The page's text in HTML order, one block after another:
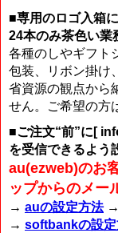
■専用のロゴ入箱
24本のみ茶色い業
各種のしやギフト
包装、リボン掛け
省資源の観点から
せん。ご希望の方
■ご注文“前”に[
を受信できるよう
au(ezweb)のお
ップからのメー
→ auの設定方法 →
→ softbankの設定